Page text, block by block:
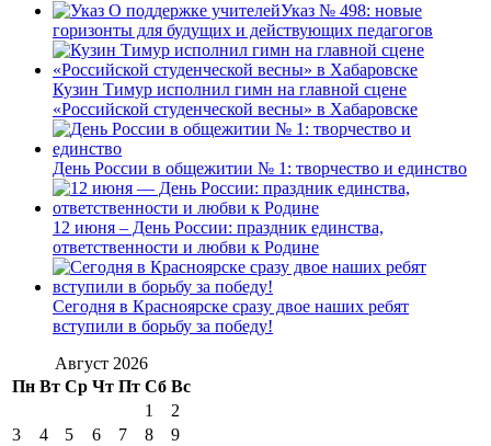
Указ № 498: новые
горизонты для будущих и действующих педагогов
Кузин Тимур исполнил гимн на главной сцене
«Российской студенческой весны» в Хабаровске
День России в общежитии № 1: творчество и единство
12 июня – День России: праздник единства,
ответственности и любви к Родине
Сегодня в Красноярске сразу двое наших ребят
вступили в борьбу за победу!
Август 2026
Пн Вт Ср Чт Пт Сб Вс
1
2
3
4 5 6 7 8
9